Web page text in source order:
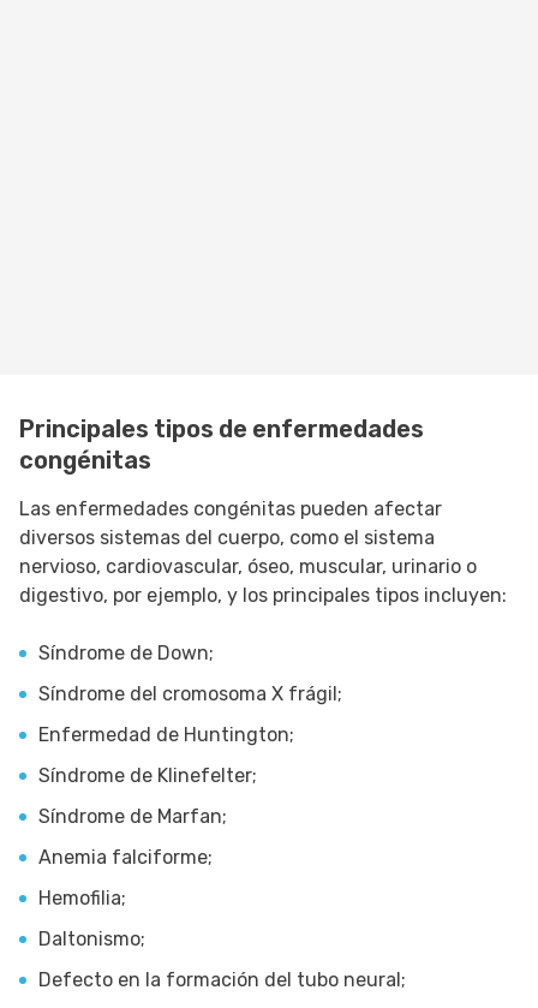
Principales tipos de enfermedades
congénitas
Las enfermedades congénitas pueden afectar
diversos sistemas del cuerpo, como el sistema
nervioso, cardiovascular, óseo, muscular, urinario o
digestivo, por ejemplo, y los principales tipos incluyen:
Síndrome de Down;
Síndrome del cromosoma X frágil;
Enfermedad de Huntington;
Síndrome de Klinefelter;
Síndrome de Marfan;
Anemia falciforme;
Hemofilia;
Daltonismo;
Defecto en la formación del tubo neural;